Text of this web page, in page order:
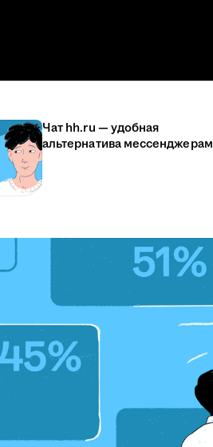
Чат hh.ru — удобная
альтернатива мессенджерам